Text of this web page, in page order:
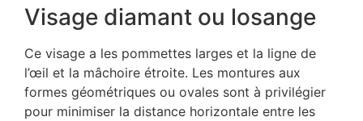
Visage diamant ou losange
Ce visage a les pommettes larges et la ligne de
l’œil et la mâchoire étroite. Les montures aux
formes géométriques ou ovales sont à privilégier
pour minimiser la distance horizontale entre les